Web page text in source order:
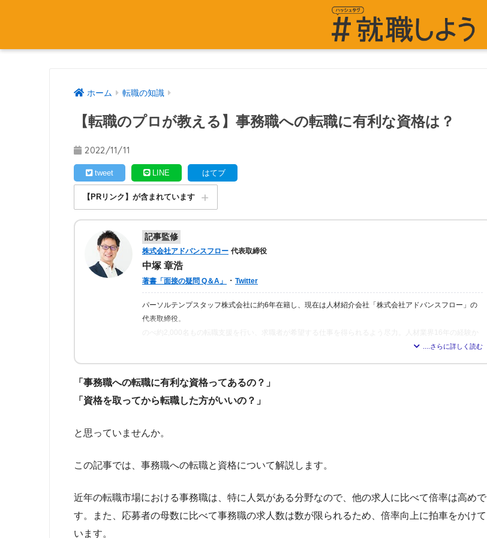
ホーム 転職の知識
【転職のプロが教える】事務職への転職に有利な資格は？
2022/11/11
tweet LINE はてブ
【PRリンク】が含まれています
記事監修
株式会社アドバンスフロー 代表取締役
中塚 章浩
著書「面接の疑問 Q＆A」 ・ Twitter
パーソルテンプスタッフ株式会社に約6年在籍し、現在は人材紹介会社「株式会社アドバンスフロー」の
代表取締役。
ら「転職はしっかりとした情報が得られれば得られるほど、理想の職場を見つけられる」と確信し、多く
「事務職への転職に有利な資格ってあるの？」
「資格を取ってから転職した方がいいの？」
と思っていませんか。
この記事では、事務職への転職と資格について解説します。
近年の転職市場における事務職は、特に人気がある分野なので、他の求人に比べて倍率は高めで
す。また、応募者の母数に比べて事務職の求人数は数が限られるため、倍率向上に拍車をかけて
います。